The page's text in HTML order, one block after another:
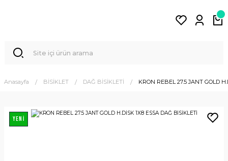
Anasayfa BİSİKLET DAĞ BİSİKLETİ KRON REBEL 27.5 JANT GOLD
YENİ